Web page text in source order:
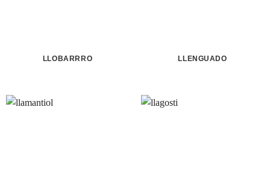
LLOBARRRO LLENGUADO